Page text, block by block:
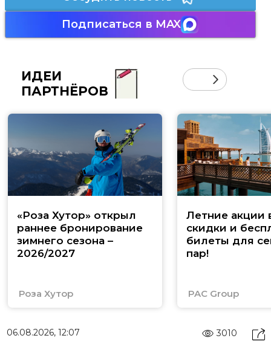
Подписаться в MAX
ИДЕИ
ПАРТНЁРОВ
«Роза Хутор» открыл
раннее бронирование
зимнего сезона –
2026/2027
Роза Хутор
Летние акции
скидки и
билеты для
пар!
PAC Group
06.08.2026, 12:07 3010